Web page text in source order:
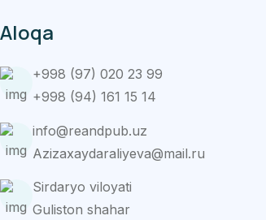
Aloqa
+998 (97) 020 23 99
+998 (94) 161 15 14
info@reandpub.uz
Azizaxaydaraliyeva@mail.ru
Sirdaryo viloyati
Guliston shahar